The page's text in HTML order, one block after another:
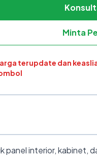
Minta
terupdate dan
panel interior, kabinet,